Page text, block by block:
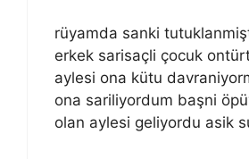
rüyamda sanki
erkek sarisaçli çocuk
aylesi ona kütu
ona sariliyordum başni
olan aylesi geliyordu asik